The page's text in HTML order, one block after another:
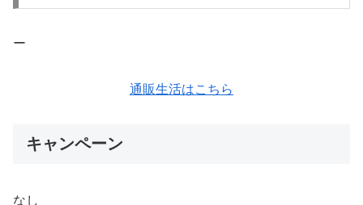
ー
通販生活はこちら
キャンペーン
なし